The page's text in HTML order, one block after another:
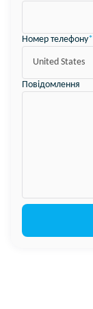
Номер телефону*
United States
Повідомлення